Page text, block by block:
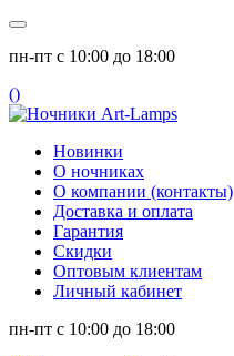
пн-пт с 10:00 до 18:00
()
Новинки
О ночниках
О компании (контакты)
Доставка и оплата
Гарантия
Скидки
Оптовым клиентам
Личный кабинет
пн-пт с 10:00 до 18:00